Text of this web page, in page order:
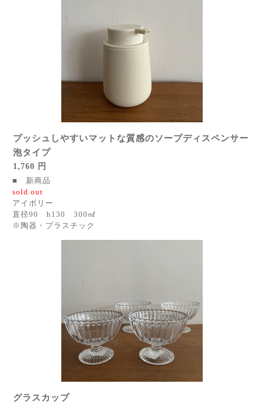
プッシュしやすいマットな質感のソープディスペンサー
泡タイプ
1,760 円
■ 新商品
sold out
アイボリー
直径90 h130 300㎖
※陶器・プラスチック
グラスカップ